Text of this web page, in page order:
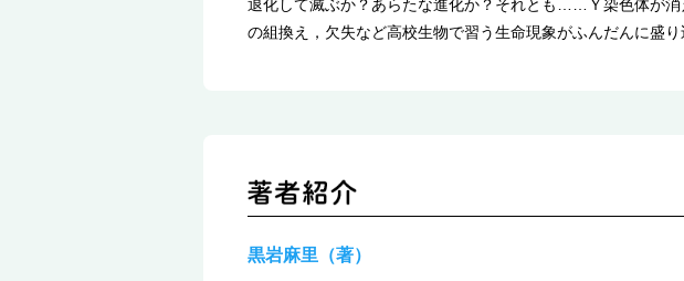
退化して滅ぶか？あらたな進化か？それとも……Ｙ染色体が
の組換え，欠失など高校生物で習う生命現象がふんだんに盛
黒岩麻里（著）